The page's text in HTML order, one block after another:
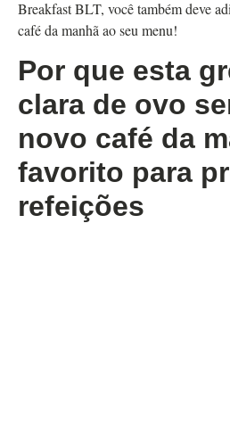
Breakfast BLT, você também deve
café da manhã ao seu menu!
Por que esta
clara de ovo
novo café da
favorito para
refeições